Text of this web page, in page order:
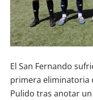
El San Fernando
primera eliminatoria
Pulido tras anotar